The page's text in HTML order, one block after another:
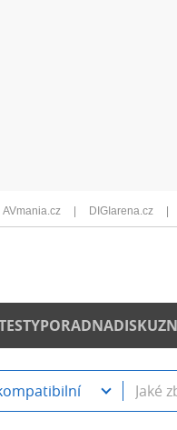
AVmania.cz DIGIarena.cz
PORADNA